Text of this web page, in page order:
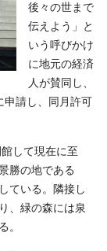
後々の世まで
伝えよう」と
いう呼びかけ
に地元の経済
人が賛同し、
申請し、同月許可
して現在に至
勝の地である
ている。隣接し
、緑の森には泉
。